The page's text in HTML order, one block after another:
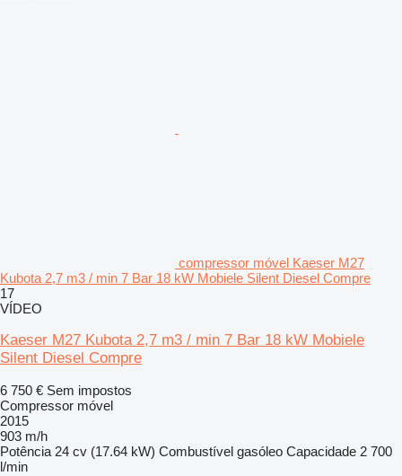
compressor móvel Kaeser M27
Kubota 2,7 m3 / min 7 Bar 18 kW Mobiele Silent Diesel Compre
17
VÍDEO
Kaeser M27 Kubota 2,7 m3 / min 7 Bar 18 kW Mobiele
Silent Diesel Compre
6 750 € Sem impostos
Compressor móvel
2015
903 m/h
Potência 24 cv (17.64 kW) Combustível gasóleo Capacidade 2 700
l/min